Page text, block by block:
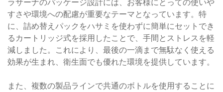
ラサーナのパッケージ設計には、お客様にとっての使いや
すさや環境への配慮が重要なテーマとなっています。特
に、詰め替えパックをハサミを使わずに簡単にセットでき
るカートリッジ式を採用したことで、手間とストレスを軽
減しました。これにより、最後の一滴まで無駄なく使える
効果が生まれ、衛生面でも優れた環境を提供しています。
また、複数の製品ラインで共通のボトルを使用することに